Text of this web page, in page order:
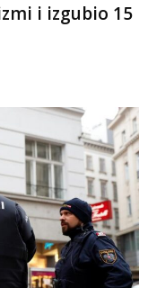
i izgubio 15